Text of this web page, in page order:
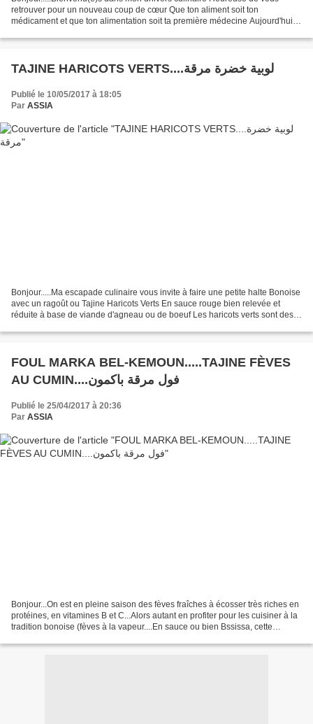
retrouver pour un nouveau coup de cœur Que ton aliment soit ton
médicament et que ton alimentation soit ta première médecine Aujourd'hui
TAJINE HARICOTS VERTS....لوبية خضرة مرقة
Publié le 10/05/2017 à 18:05
Par ASSIA
Bonjour.....Ma escapade culinaire vous invite à faire une petite halte Bonoise
avec un ragoût ou Tajine Haricots Verts En sauce rouge bien relevée et
réduite à base de viande d'agneau ou de boeuf Les haricots verts sont des
FOUL MARKA BEL-KEMOUN.....TAJINE FÈVES
AU CUMIN....فول مرقة باكمون
Publié le 25/04/2017 à 20:36
Par ASSIA
Bonjour...On est en pleine saison des fèves fraîches à écosser très riches en
protéines, en vitamines B et C...Alors autant en profiter pour les cuisiner à la
tradition bonoise (fèves à la vapeur....En sauce ou bien Bssissa, cette